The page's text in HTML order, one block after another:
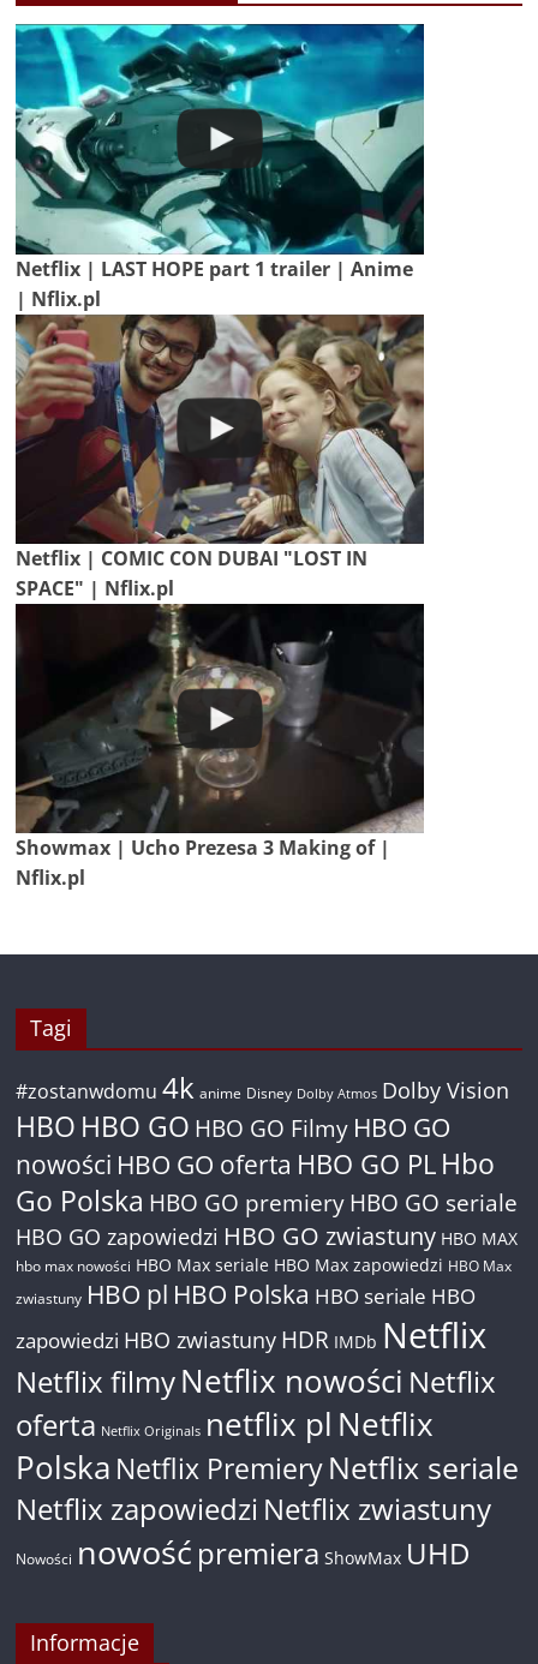
Netflix | LAST HOPE part 1 trailer | Anime
| Nflix.pl
Netflix | COMIC CON DUBAI "LOST IN
SPACE" | Nflix.pl
Showmax | Ucho Prezesa 3 Making of |
Nflix.pl
Tagi
#zostanwdomu 4k anime Disney Dolby Atmos Dolby Vision
HBO HBO GO HBO GO Filmy HBO GO
nowości HBO GO oferta HBO GO PL Hbo
Go Polska HBO GO premiery HBO GO seriale
HBO GO zapowiedzi HBO GO zwiastuny HBO MAX
hbo max nowości HBO Max seriale HBO Max zapowiedzi HBO Max
zwiastuny HBO pl HBO Polska HBO seriale HBO
zapowiedzi HBO zwiastuny HDR IMDb Netflix
Netflix filmyNetflix nowości Netflix
oferta Netflix Originals netflix pl Netflix
Polska Netflix PremieryNetflix seriale
Netflix zapowiedzi Netflix zwiastuny
Nowości nowość premiera ShowMax UHD
Informacje